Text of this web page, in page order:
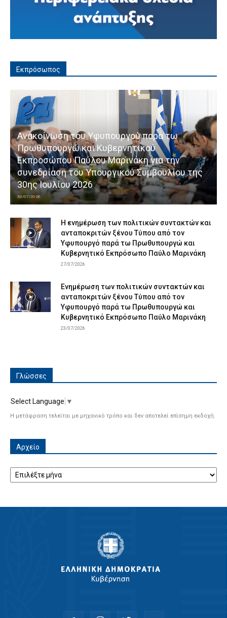
Εκπρόσωπος
Ανακοίνωση του Υφυπουργού παρά τω
Πρωθυπουργώ και Κυβερνητικού
Εκπροσώπου Παύλου Μαρινάκη για την
συνεδρίαση του Υπουργικού Συμβουλίου της
30ης Ιουλίου 2026
30/07/2026
Η ενημέρωση των πολιτικών συντακτών και
ανταποκριτών ξένου Τύπου από τον
Υφυπουργό παρά τω Πρωθυπουργώ και
Κυβερνητικό Εκπρόσωπο Παύλο Μαρινάκη
27/07/2026
Ενημέρωση των πολιτικών συντακτών και
ανταποκριτών ξένου Τύπου από τον
Υφυπουργό παρά τω Πρωθυπουργώ και
Κυβερνητικό Εκπρόσωπο Παύλο Μαρινάκη
23/07/2026
Γλώσσες
Select Language ▼
Η μετάφραση τελείται με μηχανικό τρόπο και δεν αποτελεί επίσημη εκδοχή.
Αρχείο
Αρχείο